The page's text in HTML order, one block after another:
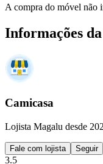
A compra do móvel não
Informações
Camicasa
Lojista Magalu desde
Fale com lojista Seguir
3.5